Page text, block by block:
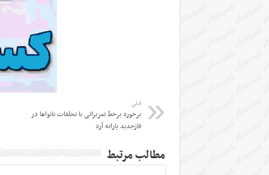
قبلی
برخورد برخط تعزیراتی با تخلفات نانواها در
فازجدید یارانه آرد
مطالب مرتبط